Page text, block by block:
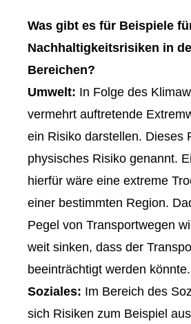
Was gibt es für Beispiele
Nachhaltigkeitsrisiken in
Bereichen?
Umwelt: In Folge des
vermehrt auftretende
ein Risiko darstellen. Dieses
physisches Risiko genannt.
hierfür wäre eine extreme
einer bestimmten Region.
Pegel von Transportwegen
weit sinken, dass der
beeinträchtigt werden könnte.
Soziales: Im Bereich des
sich Risiken zum Beispiel